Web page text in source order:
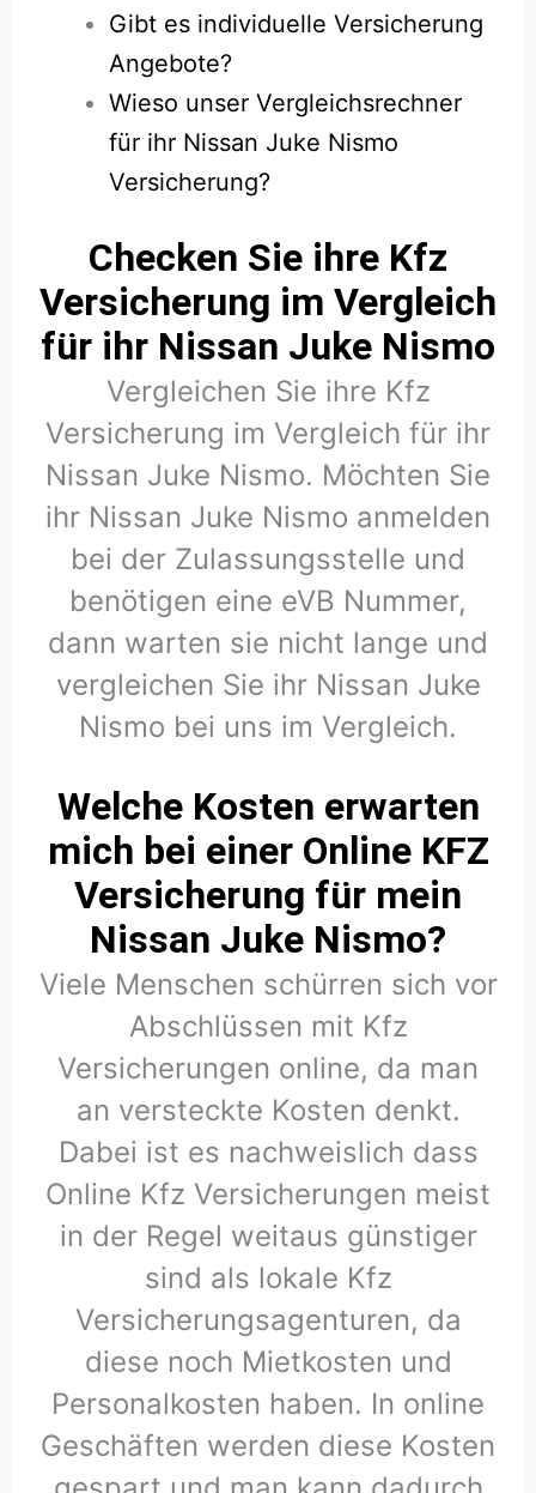
Gibt es individuelle Versicherung
Angebote?
Wieso unser Vergleichsrechner
für ihr Nissan Juke Nismo
Versicherung?
Checken Sie ihre Kfz
Versicherung im Vergleich
für ihr Nissan Juke Nismo
Vergleichen Sie ihre Kfz
Versicherung im Vergleich für ihr
Nissan Juke Nismo. Möchten Sie
ihr Nissan Juke Nismo anmelden
bei der Zulassungsstelle und
benötigen eine eVB Nummer,
dann warten sie nicht lange und
vergleichen Sie ihr Nissan Juke
Nismo bei uns im Vergleich.
Welche Kosten erwarten
mich bei einer Online KFZ
Versicherung für mein
Nissan Juke Nismo?
Viele Menschen schürren sich vor
Abschlüssen mit Kfz
Versicherungen online, da man
an versteckte Kosten denkt.
Dabei ist es nachweislich dass
Online Kfz Versicherungen meist
in der Regel weitaus günstiger
sind als lokale Kfz
Versicherungsagenturen, da
diese noch Mietkosten und
Personalkosten haben. In online
Geschäften werden diese Kosten